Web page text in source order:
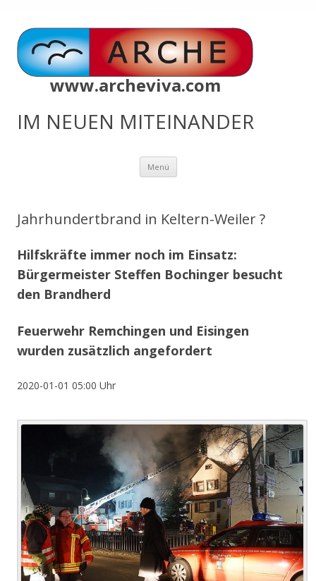
www.archeviva.com
IM NEUEN MITEINANDER
Menü Zum
springen
Jahrhundertbrand in Keltern-Weiler ?
Hilfskräfte immer noch im Einsatz:
Bürgermeister Steffen Bochinger besucht
den Brandherd
Feuerwehr Remchingen und Eisingen
wurden zusätzlich angefordert
2020-01-01 05:00 Uhr